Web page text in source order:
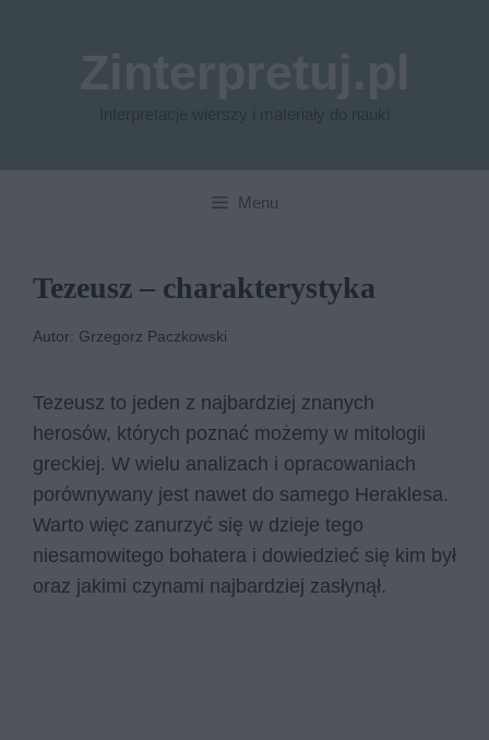
Menu
Tezeusz – charakterystyka
Autor: Grzegorz Paczkowski
Tezeusz to jeden z najbardziej znanych
herosów, których poznać możemy w mitologii
greckiej. W wielu analizach i opracowaniach
porównywany jest nawet do samego Heraklesa.
Warto więc zanurzyć się w dzieje tego
niesamowitego bohatera i dowiedzieć się kim był
oraz jakimi czynami najbardziej zasłynął.